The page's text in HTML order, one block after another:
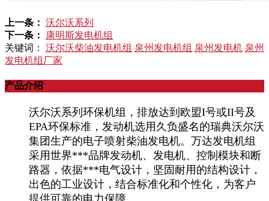
上一条： 沃尔沃系列
下一条：
康明斯发电机组
关键词： 沃尔沃柴油发电机组 泉州发电机组 泉州发电机 泉州
发电机组厂家
产品介绍
沃尔沃系列环保机组，排放达到欧盟I号或II号及
EPA环保标准，发动机选用久负盛名的瑞典沃尔沃
集团生产的电子喷射柴油发电机。万达发电机组
采用世界***品牌发动机、发电机、控制模块和断
路器，依据***电气设计，坚固耐用的结构设计，
出色的工业设计，结合标准化和个性化，为客户